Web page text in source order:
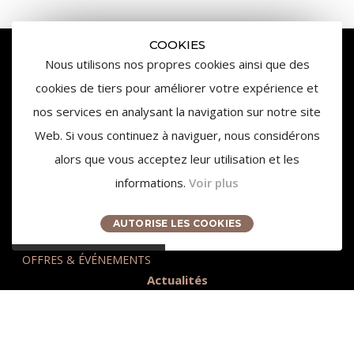
OFFRES & ÉVÉNEMENTS
COOKIES
Nous utilisons nos propres cookies ainsi que des
cookies de tiers pour améliorer votre expérience et
nos services en analysant la navigation sur notre site
Web. Si vous continuez à naviguer, nous considérons
alors que vous acceptez leur utilisation et les
informations. Voir plus
AUTORISE LES COOKIES
3959 Route des Pinchinats
contact@chateaudelagaude.com
+33 (0)4 84 930 930
Actualités